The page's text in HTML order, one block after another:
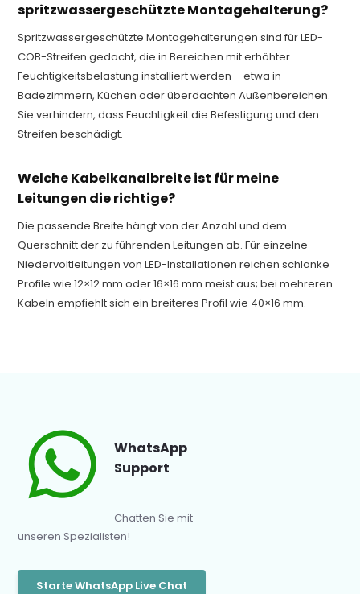
spritzwassergeschützte Montagehalterung?
Spritzwassergeschützte Montagehalterungen sind für LED-
COB-Streifen gedacht, die in Bereichen mit erhöhter
Feuchtigkeitsbelastung installiert werden – etwa in
Badezimmern, Küchen oder überdachten Außenbereichen.
Sie verhindern, dass Feuchtigkeit die Befestigung und den
Streifen beschädigt.
Welche Kabelkanalbreite ist für meine
Leitungen die richtige?
Die passende Breite hängt von der Anzahl und dem
Querschnitt der zu führenden Leitungen ab. Für einzelne
Niedervoltleitungen von LED-Installationen reichen schlanke
Profile wie 12×12 mm oder 16×16 mm meist aus; bei mehreren
Kabeln empfiehlt sich ein breiteres Profil wie 40×16 mm.
WhatsApp
Support
Chatten Sie mit
unseren Spezialisten!
Starte WhatsApp Live Chat